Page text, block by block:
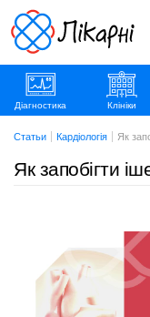
Діагностика Клініки
Статьи Кардіологія Як
Як запобігти